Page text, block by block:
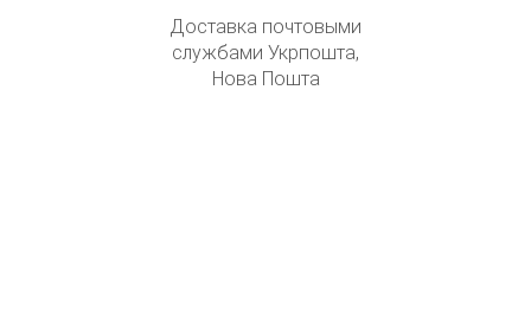
Доставка почтовыми
службами Укрпошта,
Нова Пошта